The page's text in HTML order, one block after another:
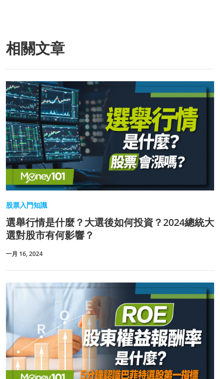
相關文章
股票入門知識
選舉行情是什麼？大選後如何投資？2024總統大
選對股市有何影響？
一月 16, 2024